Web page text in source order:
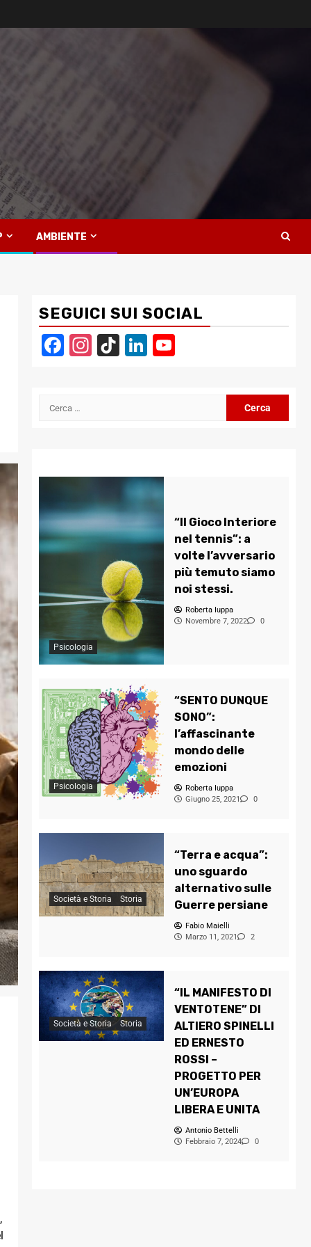
AMBIENTE
SEGUICI SUI SOCIAL
Facebook
Instagram
TikTokLinkedIn
Ricerca
Psicologia
“Il Gioco Interiore
nel tennis”: a
volte l’avversario
più temuto siamo
noi stessi.
Roberta Iuppa
Novembre 7, 2022
0
Psicologia
“SENTO DUNQUE
SONO”:
l’affascinante
mondo delle
emozioni
Roberta Iuppa
Giugno 25, 2021
0
Società e Storia Storia
“Terra e acqua”:
uno sguardo
alternativo sulle
Guerre persiane
Fabio Maielli
Marzo 11, 2021
2
Società e Storia Storia
“IL MANIFESTO DI
VENTOTENE” DI
ALTIERO SPINELLI
ED ERNESTO
ROSSI –
PROGETTO PER
UN’EUROPA
LIBERA E UNITA
Antonio Bettelli
Febbraio 7, 2024
0